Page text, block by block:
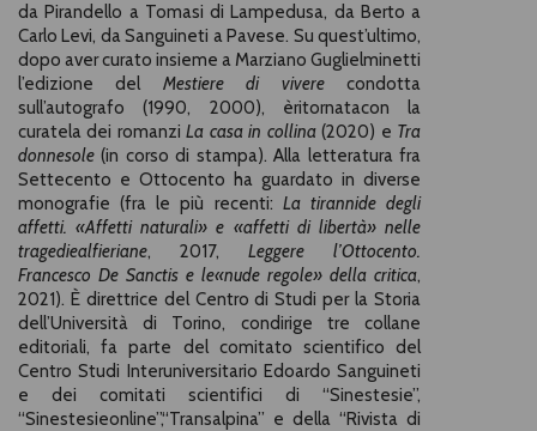
da Pirandello a Tomasi di Lampedusa, da Berto a
Carlo Levi, da Sanguineti a Pavese. Su quest’ultimo,
dopo aver curato insieme a Marziano Guglielminetti
l’edizione del Mestiere di viverecondotta
sull’autografo (1990, 2000), èritornatacon la
curatela dei romanziLa casa in collina(2020) e Tra
donnesole (in corso di stampa). Alla letteratura fra
Settecento e Ottocento ha guardato in diverse
monografie (fra le più recenti: La tirannide degli
affetti. «Affetti naturali» e «affetti di libertà» nelle
tragediealfieriane, 2017, Leggere l’Ottocento.
Francesco De Sanctis e le«nude regole» della critica,
2021). È direttrice del Centro di Studi per la Storia
dell’Università di Torino, condirige tre collane
editoriali, fa parte del comitato scientifico del
Centro Studi Interuniversitario Edoardo Sanguineti
e dei comitati scientifici di “Sinestesie”,
“Sinestesieonline”,“Transalpina” e della “Rivista di